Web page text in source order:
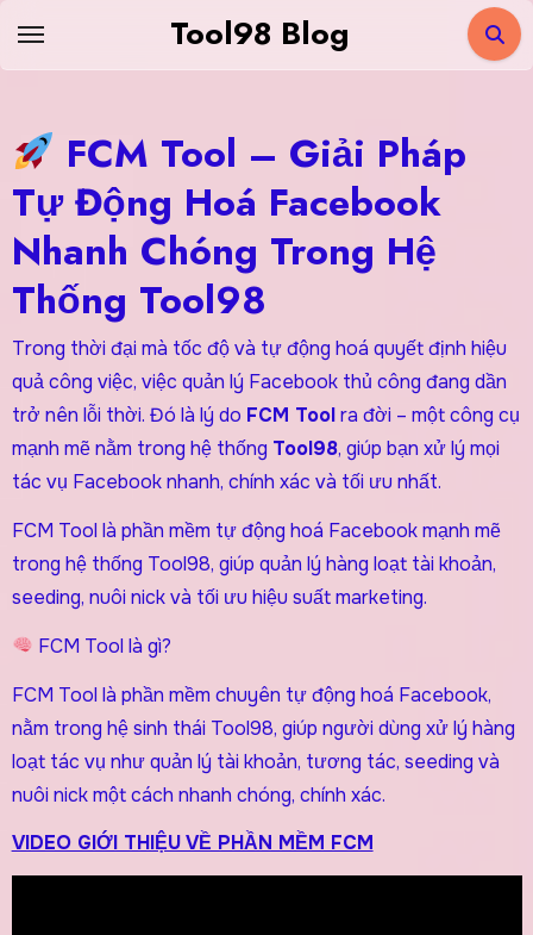
Tool98 Blog
FCM Tool – Giải Pháp
Tự Động Hoá Facebook
Nhanh Chóng Trong Hệ
Thống Tool98
Trong thời đại mà tốc độ và tự động hoá quyết định hiệu
quả công việc, việc quản lý Facebook thủ công đang dần
trở nên lỗi thời. Đó là lý do FCM Toolra đời – một công cụ
mạnh mẽ nằm trong hệ thống Tool98, giúp bạn xử lý mọi
tác vụ Facebook nhanh, chính xác và tối ưu nhất.
FCM Tool là phần mềm tự động hoá Facebook mạnh mẽ
trong hệ thống Tool98, giúp quản lý hàng loạt tài khoản,
seeding, nuôi nick và tối ưu hiệu suất marketing.
FCM Tool là gì?
FCM Tool là phần mềm chuyên tự động hoá Facebook,
nằm trong hệ sinh thái Tool98, giúp người dùng xử lý hàng
loạt tác vụ như quản lý tài khoản, tương tác, seeding và
nuôi nick một cách nhanh chóng, chính xác.
VIDEO GIỚI THIỆU VỀ PHẦN MỀM FCM